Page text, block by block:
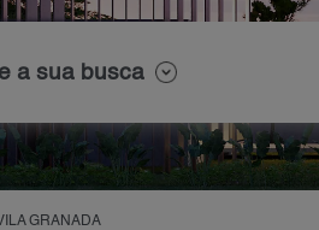
a sua busca
GRANADA